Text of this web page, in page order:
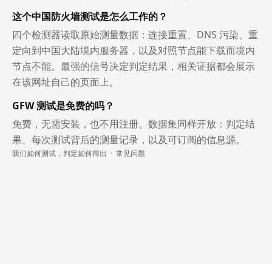
这个中国防火墙测试是怎么工作的？
四个检测器读取原始测量数据：连接重置、DNS 污染、重
定向到中国大陆境内服务器，以及对照节点能下载而境内
节点不能。最强的信号决定判定结果，相关证据都会展示
在该网址自己的页面上。
GFW 测试是免费的吗？
免费，无需安装，也不用注册。数据集同样开放：判定结
果、每次测试背后的测量记录，以及可订阅的信息源。
我们如何测试，判定如何得出 · 常见问题